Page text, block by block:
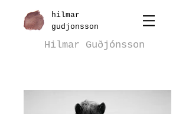
hilmar
gudjonsson
Hilmar Guðjónsson